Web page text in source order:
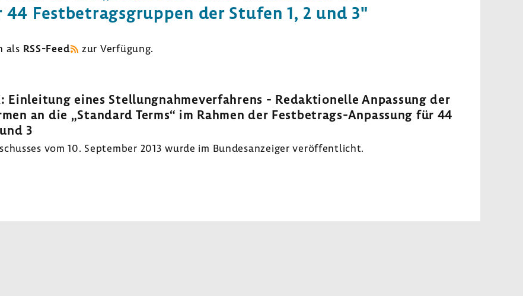
Fest­be­trags­gruppen der Stufen 1, 2 und 3"
als RSS-​Feed zur Verfü­gung.
eines Stel­lung­nah­me­ver­fah­rens - Redak­tio­nelle Anpas­sung der
an die „Stan­dard Terms“ im Rahmen der Festbetrags-​Anpassung für 44
3
vom 10. September 2013 wurde im Bundes­an­zeiger veröf­fent­licht.